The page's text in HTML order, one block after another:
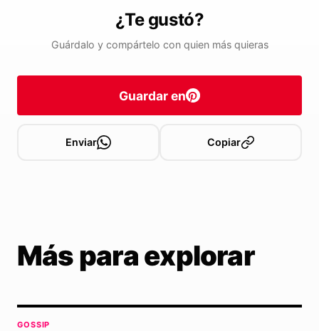
¿Te gustó?
Guárdalo y compártelo con quien más quieras
Guardar en
Enviar Copiar
Más para explorar
GOSSIP